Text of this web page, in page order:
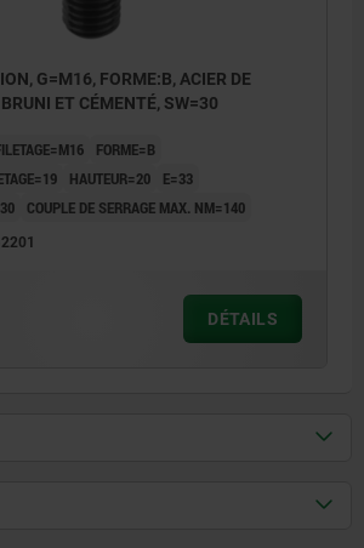
G=M16, FORME:B, ACIER DE
ET CÉMENTÉ, SW=30
FORME=B
HAUTEUR=20
E=33
COUPLE DE SERRAGE MAX. NM=140
DÉTAILS